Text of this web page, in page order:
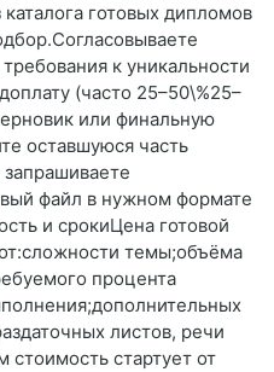
готовых дипломов
к уникальности
(часто 25–50\%25–
или финальную
оставшуюся часть
файл в нужном формате
и срокиЦена готовой
темы;объёма
процента
листов, речи
стоимость стартует от